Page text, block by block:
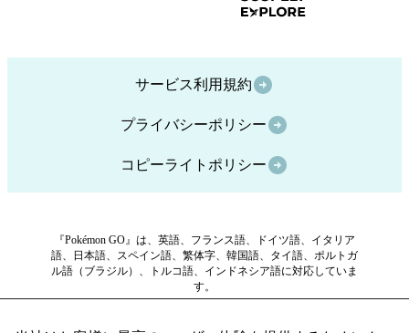
サービス利用規約
プライバシーポリシー
コピーライトポリシー
『Pokémon GO』は、英語、フランス語、ドイツ語、イタリア
語、日本語、スペイン語、繁体字、韓国語、タイ語、ポルトガ
ル語（ブラジル）、トルコ語、インドネシア語に対応していま
す。
ケットモンスター・ポケモン・Pokémonは任天堂・クリーチャ